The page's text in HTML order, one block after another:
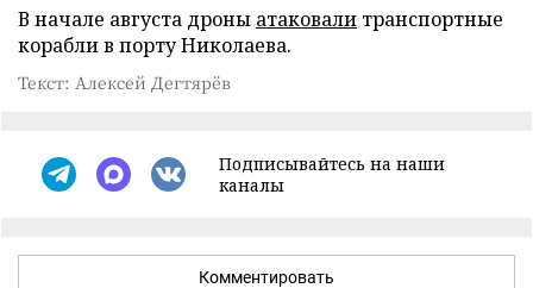
В начале августа дроны атаковали транспортные
корабли в порту Николаева.
Текст: Алексей Дегтярёв
Подписывайтесь на наши
каналы
Комментировать